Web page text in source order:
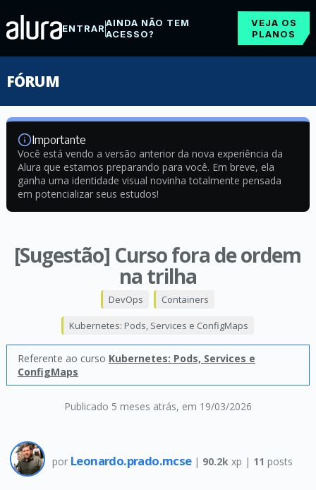
ENTRARAINDA NÃO TEM
ACESSO?
VEJA OS
PLANOS
FÓRUM
Importante
Você está vendo a versão anterior da nova experiência da
Alura que estamos preparando para você. Em breve, ela
ganha uma identidade visual novinha totalmente pensada
em potencializar seus estudos!
[Sugestão] Curso fora de ordem
na trilha
Publicado 5 meses atrás, em 19/03/2026
DevOps Containers
Kubernetes: Pods, Services e ConfigMaps
Referente ao curso Kubernetes: Pods, Services e
ConfigMaps
por Leonardo.prado.mcse | 90.2k xp | 11 posts